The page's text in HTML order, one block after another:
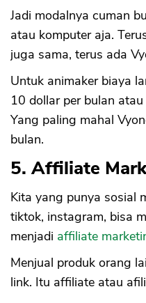
Jadi modalnya cuman
atau komputer aja.
juga sama, terus ada
Untuk animaker biaya
10 dollar per bulan
Yang paling mahal
bulan.
5. Affiliate
Kita yang punya sosial
tiktok, instagram, bisa
menjadi affiliate
Menjual produk orang
link. Itu affiliate atau